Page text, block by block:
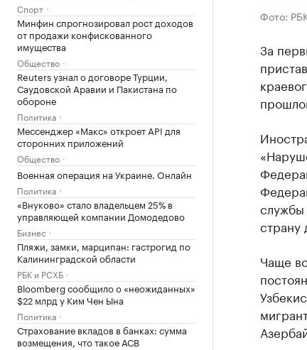
Спорт
Минфин спрогнозировал рост доходов
от продажи конфискованного
имущества
Общество
Reuters узнал о договоре Турции,
Саудовской Аравии и Пакистана по
обороне
Политика
Мессенджер «Макс» откроет API для
сторонних приложений
Общество
Военная операция на Украине. Онлайн
Политика
«Внуково» стало владельцем 25% в
управляющей компании Домодедово
Бизнес
Пляжи, замки, марципан: гастрогид по
Калининградской области
РБК и РСХБ
Bloomberg сообщило о «неожиданных»
$22 млрд у Ким Чен Ына
Политика
Страхование вкладов в банках: сумма
возмещения, что такое АСВ
Фото:
За
службы
страну
Чаще